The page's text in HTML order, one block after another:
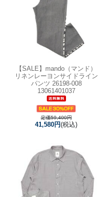
【SALE】 mando（マンド）
リネンレーヨンサイドライン
パンツ 26198-008
13061401037
定価59,400円
41,580円(税込)